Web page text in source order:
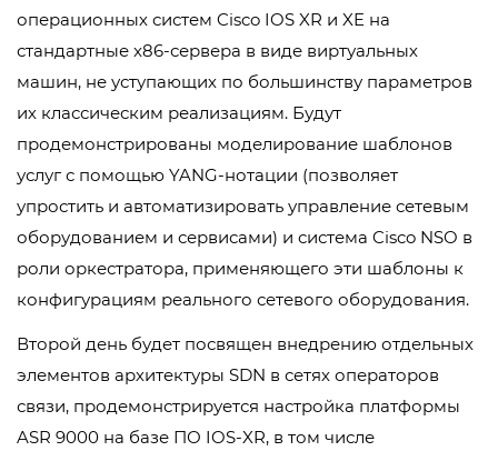
операционных систем Cisco IOS XR и XE на
стандартные x86-сервера в виде виртуальных
машин, не уступающих по большинству параметров
их классическим реализациям. Будут
продемонстрированы моделирование шаблонов
услуг с помощью YANG-нотации (позволяет
упростить и автоматизировать управление сетевым
оборудованием и сервисами) и система Cisco NSO в
роли оркестратора, применяющего эти шаблоны к
конфигурациям реального сетевого оборудования.
Второй день будет посвящен внедрению отдельных
элементов архитектуры SDN в сетях операторов
связи, продемонстрируется настройка платформы
ASR 9000 на базе ПО IOS-XR, в том числе